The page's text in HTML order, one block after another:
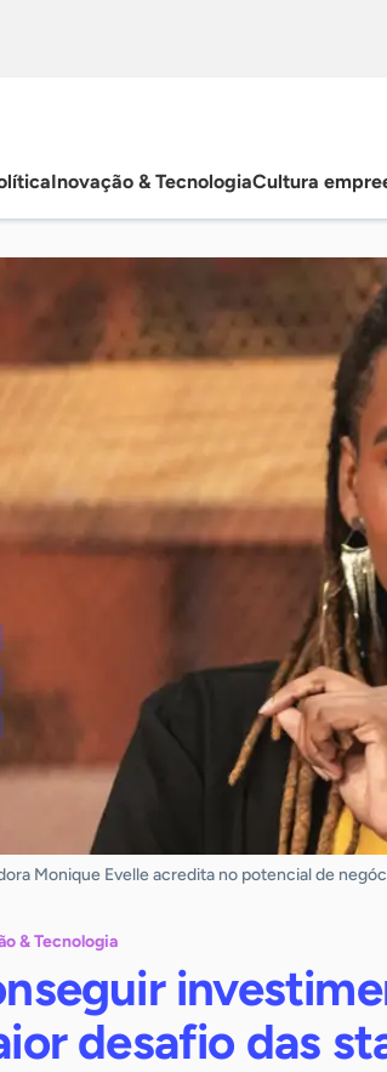
Inovação & TecnologiaCultura
Monique Evelle acredita no potencial de
& Tecnologia
desafio das